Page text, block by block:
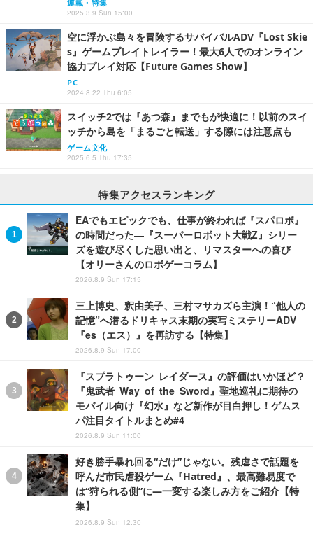
連載・特集
2025.3.9 Sun 15:00
空に浮かぶ島々を冒険するサバイバルADV『Lost Skie
s』ゲームプレイトレイラー！最大6人でのオンライン
協力プレイ対応【Future Games Show】
PC
2024.8.22 Thu 6:05
スイッチ2では『あつ森』までもが快適に！以前のスイ
ッチから島を「まるごと転送」する際には注意点も
ゲーム文化
2025.6.5 Thu 17:35
特集アクセスランキング
EAでもエピックでも、仕事が終われば『スパロボ』
の時間だった―『スーパーロボット大戦Z』シリー
ズを遊び尽くした思い出と、リマスターへの喜び
【オリーさんのロボゲーコラム】
2026.8.9 Sun 17:15
三上博史、釈由美子、三村マサカズら主演！“他人の
記憶”へ潜るドリキャス末期の実写ミステリーADV
『es（エス）』を再訪する【特集】
2026.8.9 Sun 17:00
『スプラトゥーン レイダース』の評価はいかほど？
『鬼武者 Way of the Sword』聖地巡礼に期待の
モバイル向け『幻水』など新作が目白押し！ゲムス
パ注目タイトルまとめ#4
2026.8.9 Sun 11:00
好き勝手暴れ回る“だけ”じゃない。残虐さで話題を
呼んだ市民虐殺ゲーム『Hatred』、最高難易度で
は“狩られる側”に―一変する楽しみ方をご紹介【特
集】
2026.8.9 Sun 12:30